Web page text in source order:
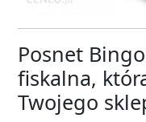
Posnet
fiskalna,
Twojego